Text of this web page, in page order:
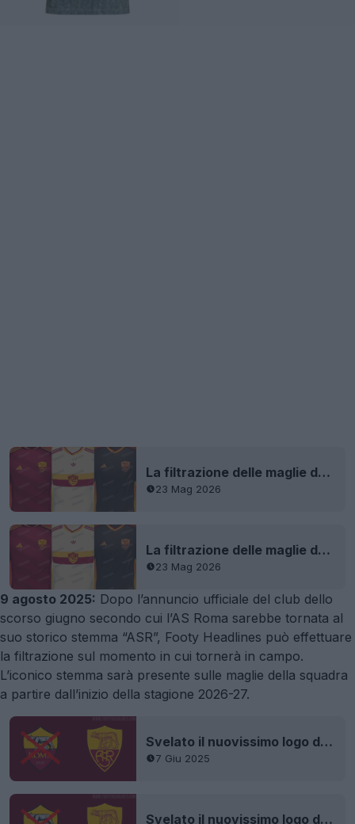
La filtrazione delle maglie da prima, seconda e terza dell'AS Roma per la stagione 2026-2027 + data di uscita
23 Mag 2026
La filtrazione delle maglie da prima, seconda e terza dell'AS Roma per la stagione 2026-2027 + data di uscita
23 Mag 2026
9 agosto 2025: Dopo l’annuncio ufficiale del club dello
scorso giugno secondo cui l’AS Roma sarebbe tornata al
suo storico stemma “ASR”, Footy Headlines può effettuare
la filtrazione sul momento in cui tornerà in campo.
L’iconico stemma sarà presente sulle maglie della squadra
a partire dall’inizio della stagione 2026-27.
Svelato il nuovissimo logo dell'AS Roma
7 Giu 2025
Svelato il nuovissimo logo dell'AS Roma